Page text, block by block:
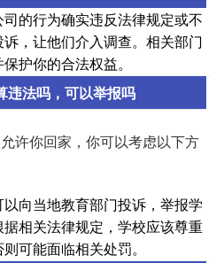
的行为确实违反法律规定或不
，让他们介入调查。相关部门
护你的合法权益。
违法吗，可以举报吗
许你回家，你可以考虑以下方
向当地教育部门投诉，举报学
相关法律规定，学校应该尊重
可能面临相关处罚。